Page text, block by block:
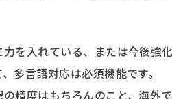
を入れている、または今後強化
多言語対応は必須機能です。
精度はもちろんのこと、海外で